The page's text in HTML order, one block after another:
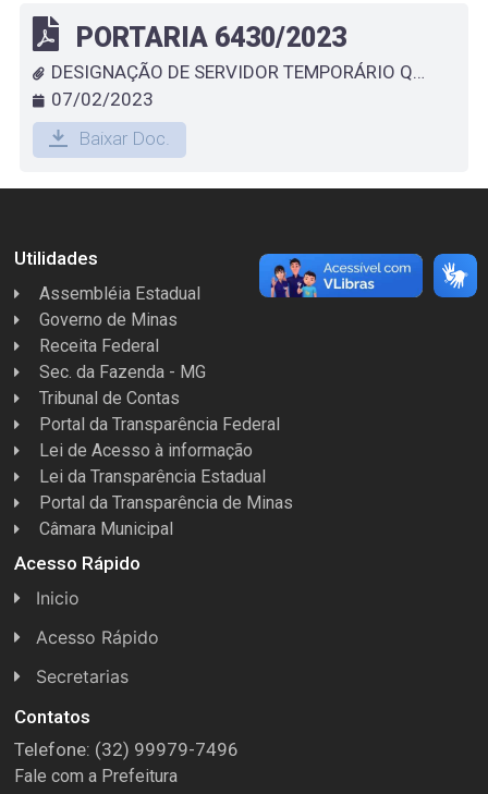
PORTARIA 6430/2023
DESIGNAÇÃO DE SERVIDOR TEMPORÁRIO QUE ESPECIFICA - MÔNICA NUNES MAGALHÃES
07/02/2023
Baixar Doc.
Utilidades
Assembléia Estadual
Governo de Minas
Receita Federal
Sec. da Fazenda - MG
Tribunal de Contas
Portal da Transparência Federal
Lei de Acesso à informação
Lei da Transparência Estadual
Portal da Transparência de Minas
Câmara Municipal
Acesso Rápido
Inicio
Acesso Rápido
Concursos
Conselhos
Espera Feliz Antigamente
Secretarias
Licitações
Secretaria de Esportes
Contatos
Telefone: (32) 99979-7496
Fale com a Prefeitura